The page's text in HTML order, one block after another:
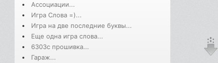
Ассоциации...
Игра Слова =)...
Игра на две последние буквы...
Еще одна игра слова...
6303с прошивка...
Гараж...